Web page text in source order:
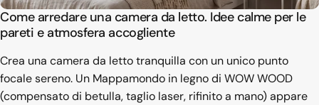
Come arredare una camera da letto. Idee calme per le
pareti e atmosfera accogliente
Crea una camera da letto tranquilla con un unico punto
focale sereno. Un Mappamondo in legno di WOW WOOD
(compensato di betulla, taglio laser, rifinito a mano) appare